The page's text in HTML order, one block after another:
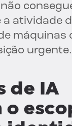
a atividade
máquinas
urgente.
de IA